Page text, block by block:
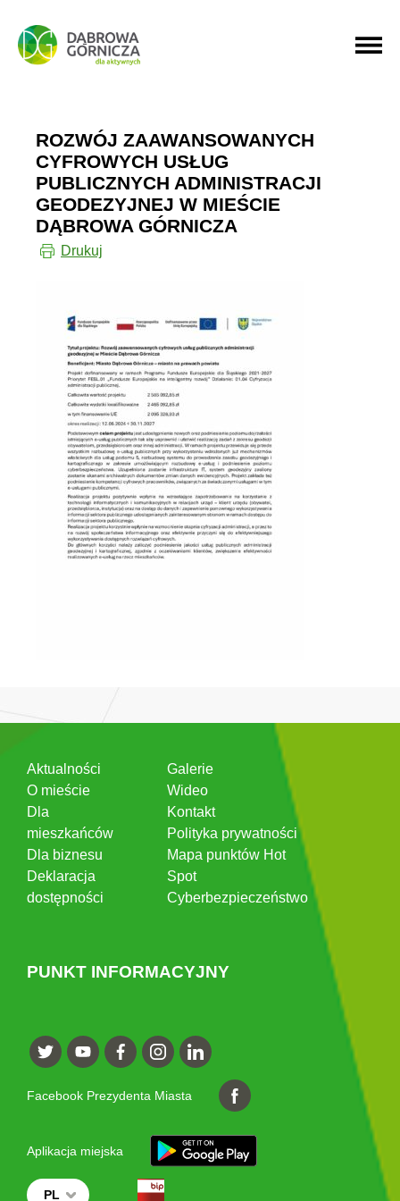
PRZEJDŹ DO MENU GŁÓWNEGO
PRZEJDŹ DO WYSZUKIWARKI
ROZWÓJ ZAAWANSOWANYCH
CYFROWYCH USŁUG
PUBLICZNYCH ADMINISTRACJI
GEODEZYJNEJ W MIEŚCIE
DĄBROWA GÓRNICZA
Drukuj
Aktualności
O mieście
Dla
mieszkańców
Dla biznesu
Deklaracja
dostępności
Galerie
Wideo
Kontakt
Polityka prywatności
Mapa punktów Hot
Spot
Cyberbezpieczeństwo
PUNKT INFORMACYJNY
Facebook Prezydenta Miasta
Aplikacja miejska
PL